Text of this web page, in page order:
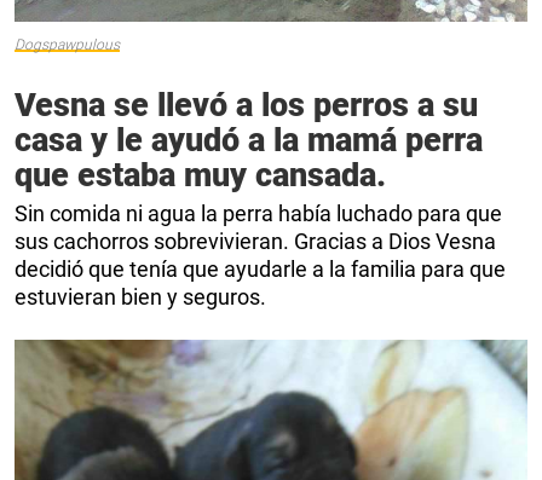
Dogspawpulous
Vesna se llevó a los perros a su
casa y le ayudó a la mamá perra
que estaba muy cansada.
Sin comida ni agua la perra había luchado para que
sus cachorros sobrevivieran. Gracias a Dios Vesna
decidió que tenía que ayudarle a la familia para que
estuvieran bien y seguros.